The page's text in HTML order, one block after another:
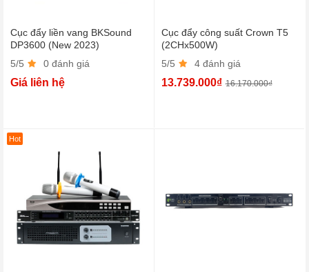
Cục đẩy liền vang BKSound
DP3600 (New 2023)
5/5
0 đánh giá
Giá liên hệ
Cục đẩy công suất Crown T5
(2CHx500W)
5/5
4 đánh giá
13.739.000₫ 16.170.000₫
Hot